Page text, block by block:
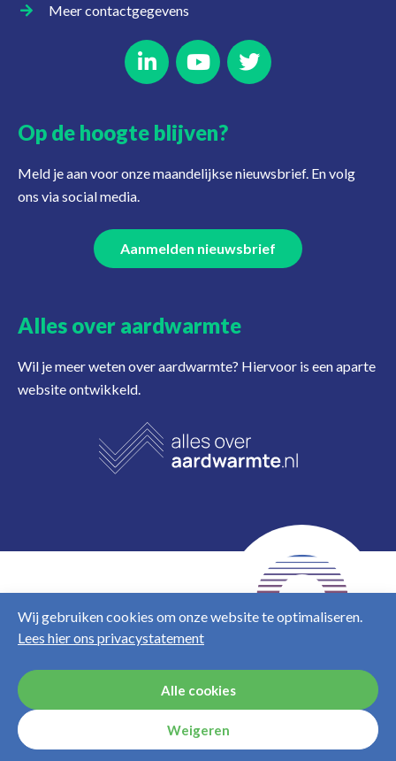
Wij gebruiken cookies om onze website te optimaliseren.
Lees hier ons privacystatement
Alle cookies
Weigeren
Meer contactgegevens
Op de hoogte blijven?
Meld je aan voor onze maandelijkse nieuwsbrief. En volg
ons via social media.
Aanmelden nieuwsbrief
Alles over aardwarmte
Wil je meer weten over aardwarmte? Hiervoor is een aparte
website ontwikkeld.
cookies